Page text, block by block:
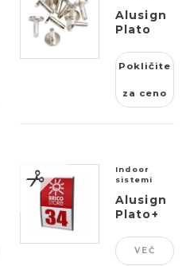
Alusign
Plato
Pokličite
za ceno
Indoor
sistemi
Alusign
Plato+
VEČ